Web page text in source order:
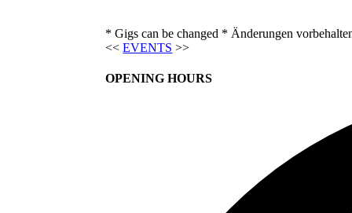
* Gigs can be changed * Änderungen
<<EVENTS >>
OPENING HOURS